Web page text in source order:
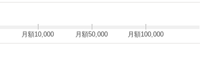
月額10,000 月額50,000 月額100,000